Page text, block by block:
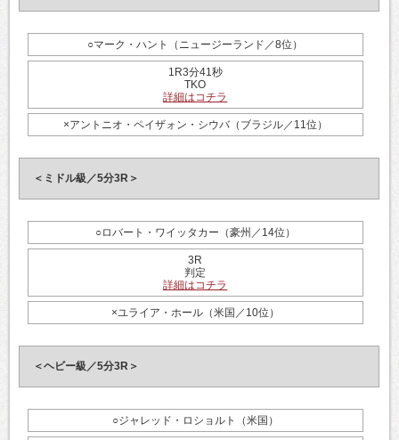
○マーク・ハント（ニュージーランド／8位）
1R3分41秒
TKO
詳細はコチラ
×アントニオ・ペイザォン・シウバ（ブラジル／11位）
＜ミドル級／5分3R＞
○ロバート・ワイッタカー（豪州／14位）
3R
判定
詳細はコチラ
×ユライア・ホール（米国／10位）
＜ヘビー級／5分3R＞
○ジャレッド・ロショルト（米国）